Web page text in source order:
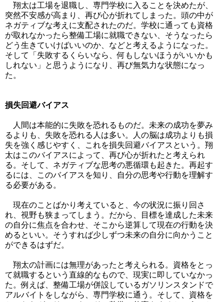
翔太は工場を退職し、専門学校に入ることを決めたが、
突然不安感が高まり、再び心が折れてしまった。頭の中が
ネガティブな考えに支配されたのだ。学校に通っても資格
が取れなかったら整備工場に就職できない、そうなったら
どう生きていけばいいのか、などと考えるようになった。
そして「失敗するくらいなら、何もしないほうがいいかも
しれない」と思うようになり、再び無気力な状態になっ
た。
損失回避バイアス
人間は本能的に失敗を恐れるものだ。未来の成功を夢み
るよりも、失敗を恐れる人は多い。人の脳は成功よりも損
失を強く感じやすく、これを損失回避バイアスという。翔
太はこのバイアスによって、再び心が折れたと考えられ
る。そして、ネガティブな思考の悪循環も起きた。再起す
るには、このバイアスを知り、自分の思考や行動を理解す
る必要がある。
現在のことばかり考えていると、今の状況に振り回さ
れ、視野も狭まってしまう。だから、目標を達成した未来
の自分に焦点を合わせ、そこから逆算して現在の行動を決
めるといい。そうすれば少しずつ未来の自分に向かうこと
ができるはずだ。
翔太の計画には無理があったと考えられる。資格をとっ
て就職するという直線的なもので、現実に即していなかっ
た。例えば、整備工場が併設しているガソリンスタンドで
アルバイトをしながら、専門学校に通う。そして、資格を